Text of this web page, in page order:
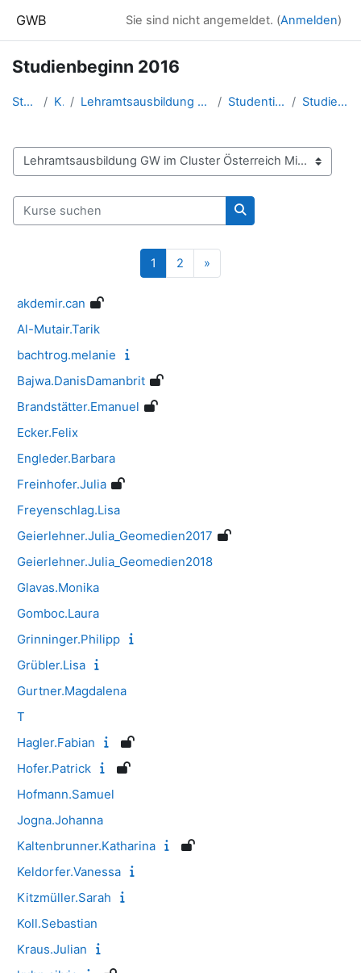
GWB Sie sind nicht angemeldet. (Anmelden)
Studienbeginn 2016
Startseite Kurse Lehramtsausbildung GW im Cluster Österreich Mitte Studentische Lernkurse Studienbeginn 2016
Kursbereiche
Kurse suchen
Kurse suchen
1 Seite 1
2 Seite 2
»
akdemir.can
Al-Mutair.Tarik
bachtrog.melanie
Bajwa.DanisDamanbrit
Brandstätter.Emanuel
Ecker.Felix
Engleder.Barbara
Freinhofer.Julia
Freyenschlag.Lisa
Geierlehner.Julia_Geomedien2017
Geierlehner.Julia_Geomedien2018
Glavas.Monika
Gomboc.Laura
Grinninger.Philipp
Grübler.Lisa
Gurtner.Magdalena
T
Hagler.Fabian
Hofer.Patrick
Hofmann.Samuel
Jogna.Johanna
Kaltenbrunner.Katharina
Keldorfer.Vanessa
Kitzmüller.Sarah
Koll.Sebastian
Kraus.Julian